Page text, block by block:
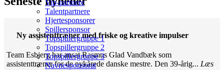
Vip-partnere
Talentpartnere
Hjertesponsorer
Spillersponsor
Topspillergruppe 1
Topspillergruppe 2
Topspillergruppe 3
Navnesponsorat
Ny assistenttræner med friske og kreative impulser
Team Esbjerg har ansat Rasmus Glad Vandbæk som
assistenttræner for de nykårede danske mestre. Den 39-årig... Læs